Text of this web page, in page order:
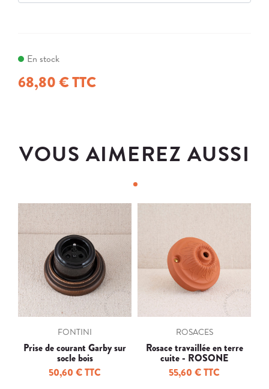
En stock
68,80 € TTC
VOUS AIMEREZ AUSSI
FONTINI
Prise de courant Garby sur
socle bois
50,60 € TTC
ROSACES
Rosace travaillée en terre
cuite - ROSONE
LAVORATO COTTO D.90
MM
55,60 € TTC